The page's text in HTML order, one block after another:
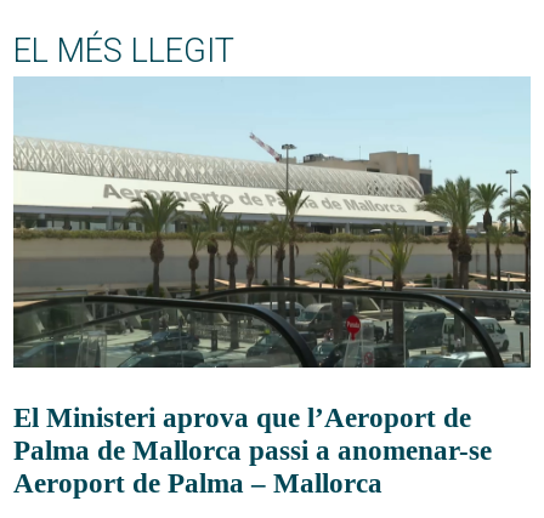
EL MÉS LLEGIT
El Ministeri aprova que l’Aeroport de
Palma de Mallorca passi a anomenar-se
Aeroport de Palma – Mallorca